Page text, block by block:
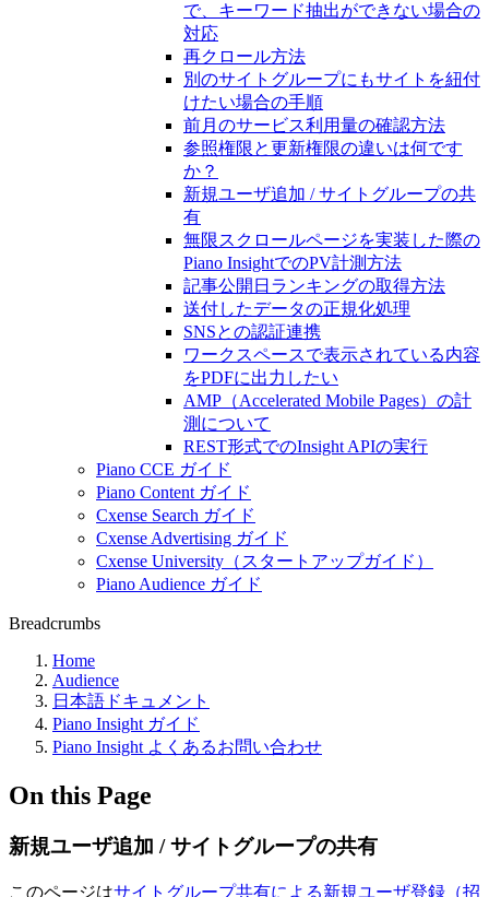
で、キーワード抽出ができない場合の
対応
再クロール方法
別のサイトグループにもサイトを紐付
けたい場合の手順
前月のサービス利用量の確認方法
参照権限と更新権限の違いは何です
か？
新規ユーザ追加 / サイトグループの共
有
無限スクロールページを実装した際の
Piano InsightでのPV計測方法
記事公開日ランキングの取得方法
送付したデータの正規化処理
SNSとの認証連携
ワークスペースで表示されている内容
をPDFに出力したい
AMP（Accelerated Mobile Pages）の計
測について
REST形式でのInsight APIの実行
Piano CCE ガイド
Piano Content ガイド
Cxense Search ガイド
Cxense Advertising ガイド
Cxense University（スタートアップガイド）
Piano Audience ガイド
Breadcrumbs
Home
Audience
日本語ドキュメント
Piano Insight ガイド
Piano Insight よくあるお問い合わせ
On this Page
新規ユーザ追加 / サイトグループの共有
このページはサイトグループ共有による新規ユーザ登録（招